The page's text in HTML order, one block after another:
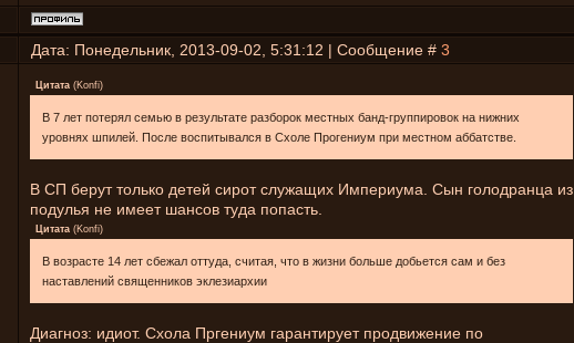
Дата: Понедельник, 2013-09-02, 5:31:12 | Сообщение # 3
Цитата (Konfi)
В 7 лет потерял семью в результате разборок местных банд-группировок на нижних
уровнях шпилей. После воспитывался в Схоле Прогениум при местном аббатстве.
В СП берут только детей сирот служащих Империума. Сын голодранца из
подулья не имеет шансов туда попасть.
Цитата (Konfi)
В возрасте 14 лет сбежал оттуда, считая, что в жизни больше добьется сам и без
наставлений священников эклезиархии
Диагноз: идиот. Схола Пргениум гарантирует продвижение по